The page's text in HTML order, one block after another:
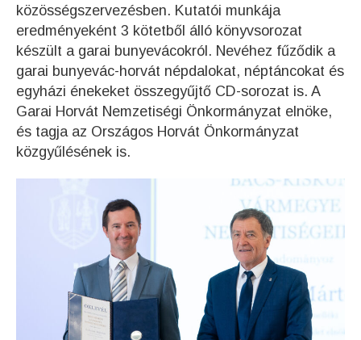
közösségszervezésben. Kutatói munkája
eredményeként 3 kötetből álló könyvsorozat
készült a garai bunyevácokról. Nevéhez fűződik a
garai bunyevác-horvát népdalokat, néptáncokat és
egyházi énekeket összegyűjtő CD-sorozat is. A
Garai Horvát Nemzetiségi Önkormányzat elnöke,
és tagja az Országos Horvát Önkormányzat
közgyűlésének is.